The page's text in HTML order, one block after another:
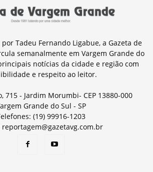
Tadeu Fernando Ligabue, a Gazeta de
semanalmente em Vargem Grande do
notícias da cidade e região com
e respeito ao leitor.
715 - Jardim Morumbi- CEP 13880-000
Grande do Sul - SP
(19) 99916-1203
reportagem@gazetavg.com.br